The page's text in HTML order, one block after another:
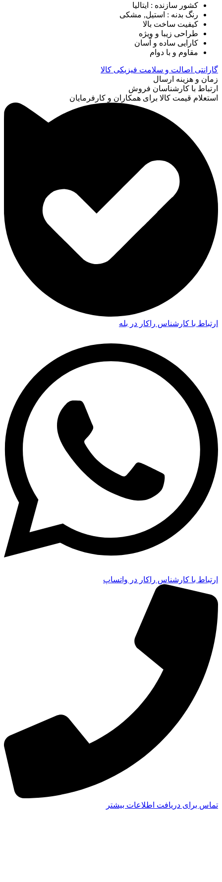
کشور سازنده : ایتالیا
رنگ بدنه : استیل, مشکی
کیفیت ساخت بالا
طراحی زیبا و ویژه
کارایی ساده و آسان
مقاوم و با دوام
گارانتی اصالت و سلامت فیزیکی کالا
زمان و هزینه ارسال
ارتباط با کارشناسان فروش
استعلام قیمت کالا برای همکاران و کارفرمایان
ارتباط با کارشناس راکار در بله
ارتباط با کارشناس راکار در واتساپ
تماس برای دریافت اطلاعات بیشتر